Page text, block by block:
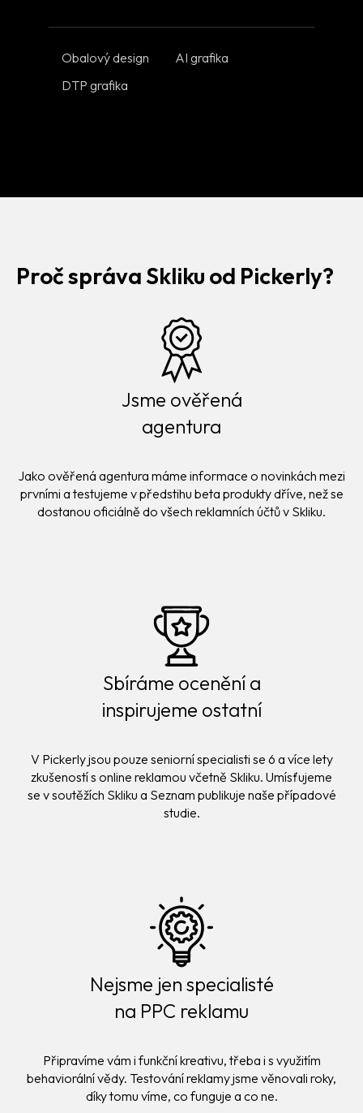
Obalový design
AI grafika
DTP grafika
Proč správa Skliku od Pickerly?
Jsme ověřená
agentura
Jako ověřená agentura máme informace o novinkách mezi
prvními a testujeme v předstihu beta produkty dříve, než se
dostanou oficiálně do všech reklamních účtů v Skliku.
Sbíráme ocenění a
inspirujeme ostatní
V Pickerly jsou pouze seniorní specialisti se 6 a více lety
zkušeností s online reklamou včetně Skliku. Umísťujeme
se v soutěžích Skliku a Seznam publikuje naše případové
studie.
Nejsme jen specialisté
na PPC reklamu
Připravíme vám i funkční kreativu, třeba i s využitím
behaviorální vědy. Testování reklamy jsme věnovali roky,
díky tomu víme, co funguje a co ne.